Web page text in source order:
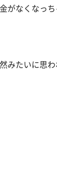
がなくなっち
みたいに思